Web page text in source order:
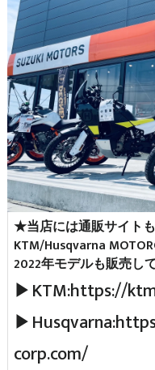
★当店には通販サイト
KTM/Husqvarna
2022年モデルも販売し
▶KTM:https://
corp.com/